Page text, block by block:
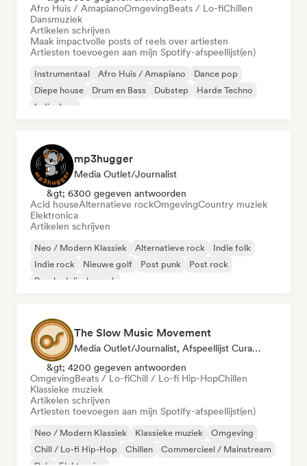
Afro Huis / AmapianoOmgevingBeats / Lo-fiChillen
Dansmuziek
Artikelen schrijven
Maak impactvolle posts of reels over artiesten
Artiesten toevoegen aan mijn Spotify-afspeellijst(en)
Instrumentaal Afro Huis / Amapiano
Dance pop
Diepe house
Drum en Bass Dubstep
Harde Techno
Indie dans
mp3hugger
Media Outlet/Journalist
&gt; 6300 gegeven antwoorden
Acid houseAlternatieve rockOmgevingCountry muziek
Elektronica
Artikelen schrijven
Neo / Modern Klassiek Alternatieve rock
Indie folk
Indie rock
Nieuwe golf Post punk
Post rock
Psychedelische rock
The Slow Music Movement
Media Outlet/Journalist, Afspeellijst Curator
&gt; 4200 gegeven antwoorden
OmgevingBeats / Lo-fiChill / Lo-fi Hip-HopChillen
Klassieke muziek
Artikelen schrijven
Artiesten toevoegen aan mijn Spotify-afspeellijst(en)
Neo / Modern Klassiek Klassieke muziek
Omgeving
Chill / Lo-fi Hip-Hop
Chillen
Commercieel / Mainstream